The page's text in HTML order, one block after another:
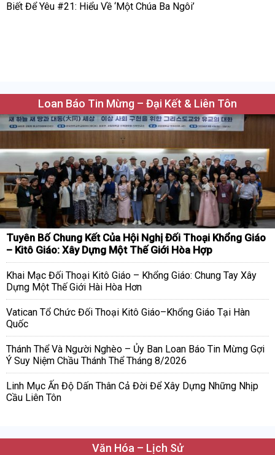
Biết Để Yêu #21: Hiểu Về ‘Một Chúa Ba Ngôi’
Loan Báo Tin Mừng – Đại Kết & Liên Tôn
Tuyên Bố Chung Kết Của Hội Nghị Đối Thoại Khổng Giáo
– Kitô Giáo: Xây Dựng Một Thế Giới Hòa Hợp
Khai Mạc Đối Thoại Kitô Giáo – Khổng Giáo: Chung Tay Xây
Dựng Một Thế Giới Hài Hòa Hơn
Vatican Tổ Chức Đối Thoại Kitô Giáo–Khổng Giáo Tại Hàn
Quốc
Thánh Thể Và Người Nghèo – Ủy Ban Loan Báo Tin Mừng Gợi
Ý Suy Niệm Chầu Thánh Thể Tháng 8/2026
Linh Mục Ấn Độ Dấn Thân Cả Đời Để Xây Dựng Những Nhịp
Cầu Liên Tôn
Văn Hóa – Lịch Sử